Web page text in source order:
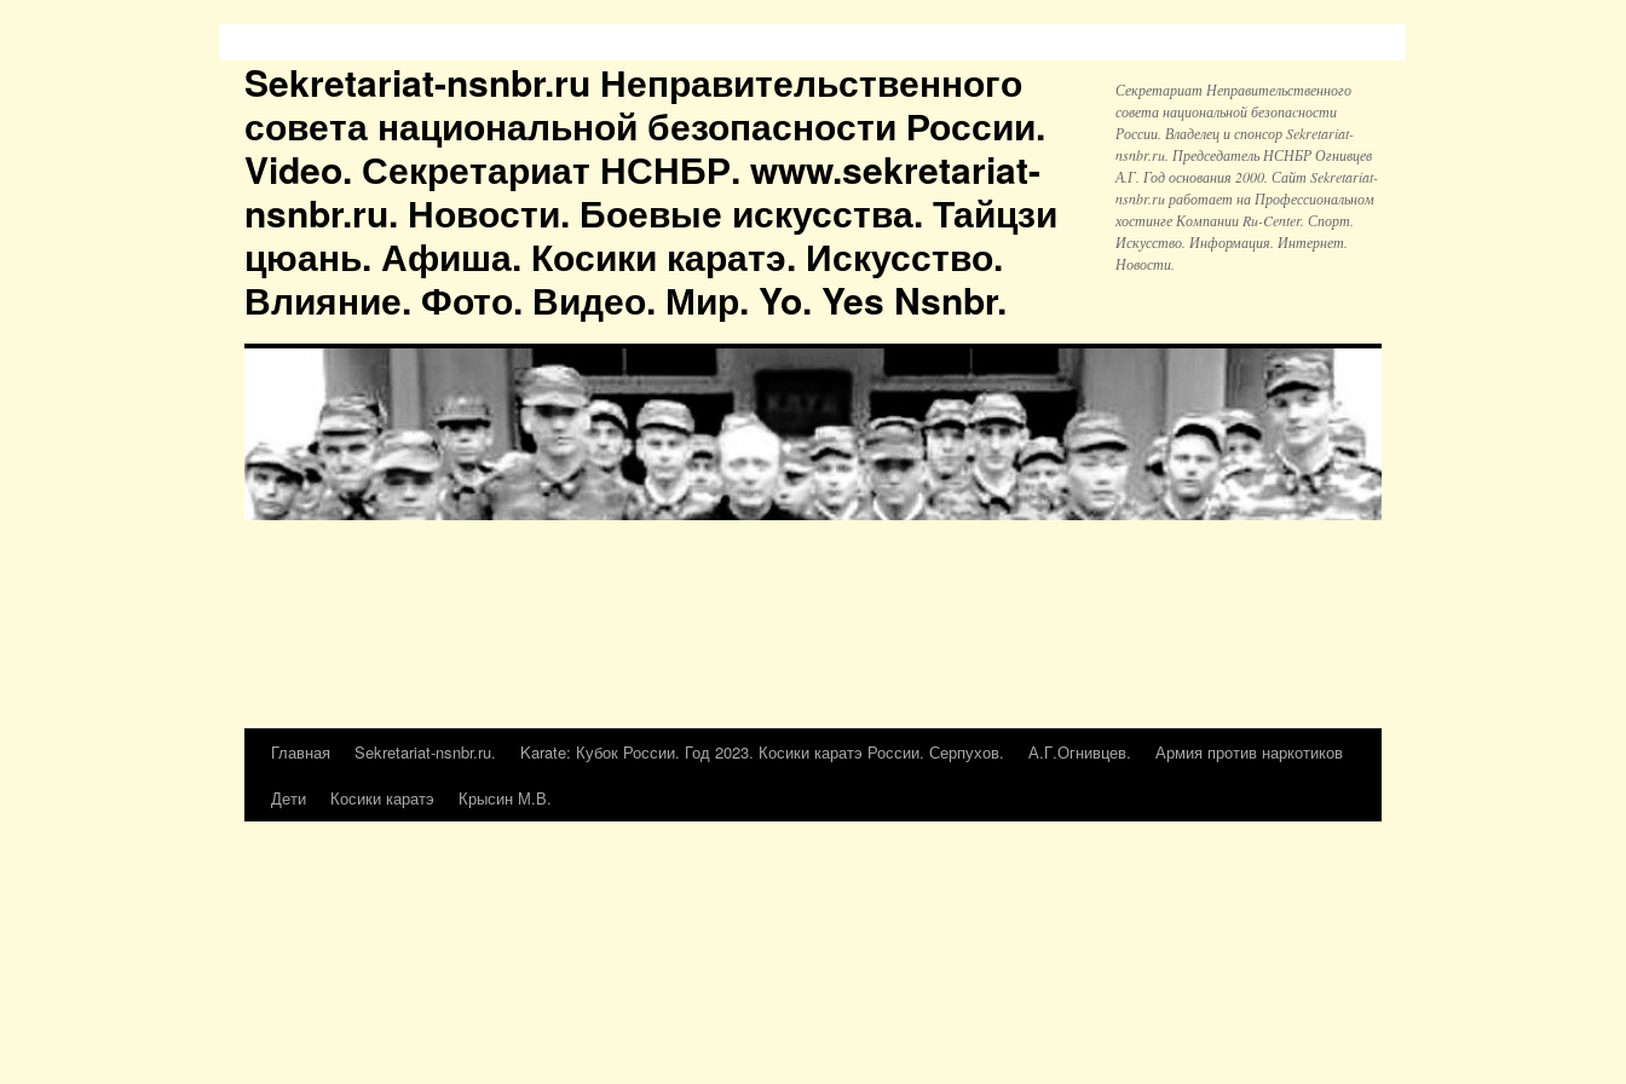
Sekretariat-nsnbr.ru Неправительственного
совета национальной безопасности России.
Video. Секретариат НСНБР. www.sekretariat-
nsnbr.ru. Новости. Боевые искусства. Тайцзи
цюань. Афиша. Косики каратэ. Искусство.
Влияние. Фото. Видео. Мир. Yo. Yes Nsnbr.
Секретариат Неправительственного
совета национальной безопаcности
России. Владелец и спонсор Sekretariat-
nsnbr.ru. Председатель НСНБР Огнивцев
А.Г. Год основания 2000. Сайт Sekretariat-
nsnbr.ru работает на Профессиональном
хостинге Компании Ru-Center. Спорт.
Искусство. Информация. Интернет.
Новости.
Главная Sekretariat-nsnbr.ru. Karate: Кубок России. Год 2023. Косики каратэ России. Серпухов. А.Г.Огнивцев.
Армия против наркотиков
Дети
Косики каратэ Крысин М.В.